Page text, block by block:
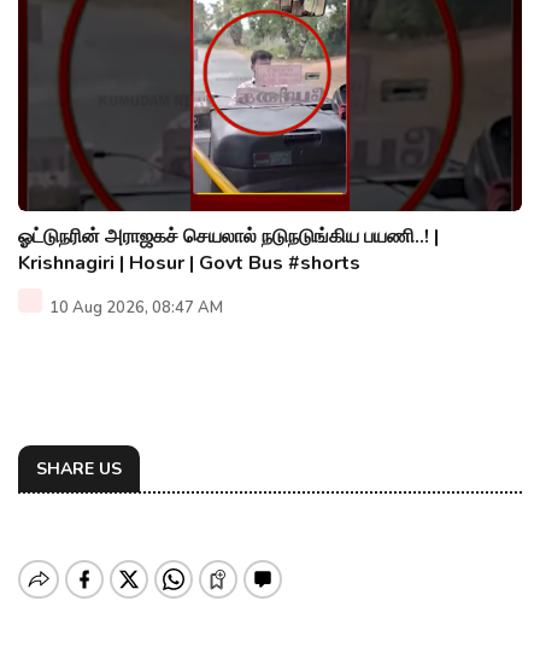
ஓட்டுநரின் அராஜகச் செயலால் நடுநடுங்கிய பயணி..! |
Krishnagiri | Hosur | Govt Bus #shorts
10 Aug 2026, 08:47 AM
SHARE US